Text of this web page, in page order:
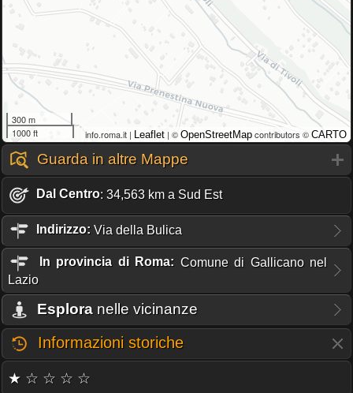
300 m
1000 ft
info.roma.it | Leaflet | © OpenStreetMap contributors © CARTO
Guarda in altre Mappe
Dal Centro: 34,563 km a Sud Est
Indirizzo: Via della Bulica
In provincia di Roma: Comune di Gallicano nel
Lazio
Esplora nelle vicinanze
Informazioni storiche
★ ☆ ☆ ☆ ☆